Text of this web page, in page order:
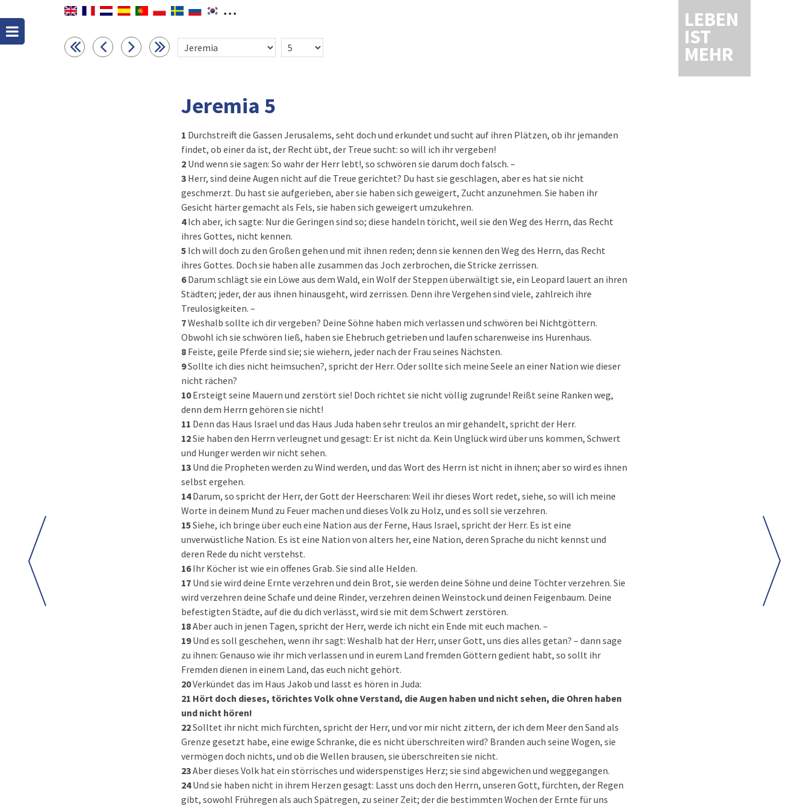
LEBEN
IST
MEHR
Jeremia 5
1 Durchstreift die Gassen Jerusalems, seht doch und erkundet und sucht auf ihren Plätzen, ob ihr jemanden
findet, ob einer da ist, der Recht übt, der Treue sucht: so will ich ihr vergeben!
2 Und wenn sie sagen: So wahr der Herr lebt!, so schwören sie darum doch falsch. –
3 Herr, sind deine Augen nicht auf die Treue gerichtet? Du hast sie geschlagen, aber es hat sie nicht
geschmerzt. Du hast sie aufgerieben, aber sie haben sich geweigert, Zucht anzunehmen. Sie haben ihr
Gesicht härter gemacht als Fels, sie haben sich geweigert umzukehren.
4Ich aber, ich sagte: Nur die Geringen sind so; diese handeln töricht, weil sie den Weg des Herrn, das Recht
ihres Gottes, nicht kennen.
5 Ich will doch zu den Großen gehen und mit ihnen reden; denn sie kennen den Weg des Herrn, das Recht
ihres Gottes. Doch sie haben alle zusammen das Joch zerbrochen, die Stricke zerrissen.
6Darum schlägt sie ein Löwe aus dem Wald, ein Wolf der Steppen überwältigt sie, ein Leopard lauert an ihren
Städten; jeder, der aus ihnen hinausgeht, wird zerrissen. Denn ihre Vergehen sind viele, zahlreich ihre
Treulosigkeiten. –
7Weshalb sollte ich dir vergeben? Deine Söhne haben mich verlassen und schwören bei Nichtgöttern.
Obwohl ich sie schwören ließ, haben sie Ehebruch getrieben und laufen scharenweise ins Hurenhaus.
8 Feiste, geile Pferde sind sie; sie wiehern, jeder nach der Frau seines Nächsten.
9Sollte ich dies nicht heimsuchen?, spricht der Herr. Oder sollte sich meine Seele an einer Nation wie dieser
nicht rächen?
10Ersteigt seine Mauern und zerstört sie! Doch richtet sie nicht völlig zugrunde! Reißt seine Ranken weg,
denn dem Herrn gehören sie nicht!
11 Denn das Haus Israel und das Haus Juda haben sehr treulos an mir gehandelt, spricht der Herr.
12Sie haben den Herrn verleugnet und gesagt: Er ist nicht da. Kein Unglück wird über uns kommen, Schwert
und Hunger werden wir nicht sehen.
13 Und die Propheten werden zu Wind werden, und das Wort des Herrn ist nicht in ihnen; aber so wird es ihnen
selbst ergehen.
14Darum, so spricht der Herr, der Gott der Heerscharen: Weil ihr dieses Wort redet, siehe, so will ich meine
Worte in deinem Mund zu Feuer machen und dieses Volk zu Holz, und es soll sie verzehren.
15Siehe, ich bringe über euch eine Nation aus der Ferne, Haus Israel, spricht der Herr. Es ist eine
unverwüstliche Nation. Es ist eine Nation von alters her, eine Nation, deren Sprache du nicht kennst und
deren Rede du nicht verstehst.
16Ihr Köcher ist wie ein offenes Grab. Sie sind alle Helden.
17 Und sie wird deine Ernte verzehren und dein Brot, sie werden deine Söhne und deine Töchter verzehren. Sie
wird verzehren deine Schafe und deine Rinder, verzehren deinen Weinstock und deinen Feigenbaum. Deine
befestigten Städte, auf die du dich verlässt, wird sie mit dem Schwert zerstören.
18Aber auch in jenen Tagen, spricht der Herr, werde ich nicht ein Ende mit euch machen. –
19Und es soll geschehen, wenn ihr sagt: Weshalb hat der Herr, unser Gott, uns dies alles getan? – dann sage
zu ihnen: Genauso wie ihr mich verlassen und in eurem Land fremden Göttern gedient habt, so sollt ihr
Fremden dienen in einem Land, das euch nicht gehört.
20Verkündet das im Haus Jakob und lasst es hören in Juda:
21 Hört doch dieses, törichtes Volk ohne Verstand, die Augen haben und nicht sehen, die Ohren haben
und nicht hören!
22Solltet ihr nicht mich fürchten, spricht der Herr, und vor mir nicht zittern, der ich dem Meer den Sand als
Grenze gesetzt habe, eine ewige Schranke, die es nicht überschreiten wird? Branden auch seine Wogen, sie
vermögen doch nichts, und ob die Wellen brausen, sie überschreiten sie nicht.
23Aber dieses Volk hat ein störrisches und widerspenstiges Herz; sie sind abgewichen und weggegangen.
24Und sie haben nicht in ihrem Herzen gesagt: Lasst uns doch den Herrn, unseren Gott, fürchten, der Regen
gibt, sowohl Frühregen als auch Spätregen, zu seiner Zeit; der die bestimmten Wochen der Ernte für uns